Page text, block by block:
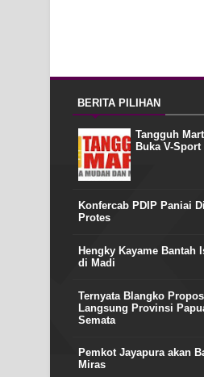
BERITA PILIHAN
Tangguh
Buka V-Sport
Konfercab PDIP Paniai
Protes
Hengky Kayame Bantah
di Madi
Ternyata Blangko
Langsung Provinsi
Semata
Pemkot Jayapura akan
Miras